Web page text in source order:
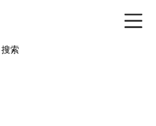
搜索